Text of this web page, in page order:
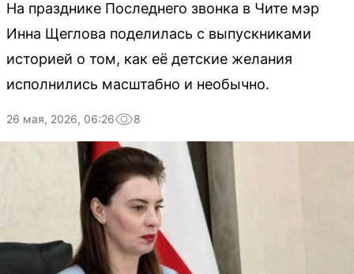
На празднике Последнего звонка в Чите мэр
Инна Щеглова поделилась с выпускниками
историей о том, как её детские желания
исполнились масштабно и необычно.
26 мая, 2026, 06:26 8